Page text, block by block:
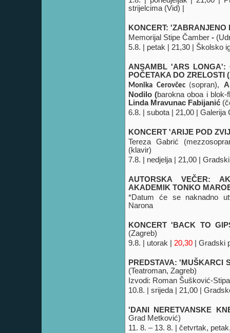
strijelcima (Vid) |
KONCERT: 'ZABRANJENO
Memorijal Stipe Čamber -
5.8. | petak | 21,30 | Školsko
ANSAMBL 'ARS LONGA':
POČETAKA DO
Monika Cerovčec (sopran),
Nodilo (barokna oboa i
Linda Mravunac Fabijanić (
6.8. | subota | 21,00 | Galerija
KONCERT 'ARIJE POD
Tereza Gabrić
(klavir)
7.8. | nedjelja | 21,00 |
AUTORSKA VEČER:
AKADEMIK TONKO
*Datum će se naknadno
Narona
KONCERT 'BACK TO
(Zagreb)
9.8. | utorak | 20,30 | Gradski
PREDSTAVA: 'MUŠKARCI
(Teatroman, Zagreb)
Izvodi: Roman Šušković-
10.8. | srijeda | 21,00 |
'DANI NERETVANSKE
Grad Metković)
11. 8. – 13. 8. | četvrtak,